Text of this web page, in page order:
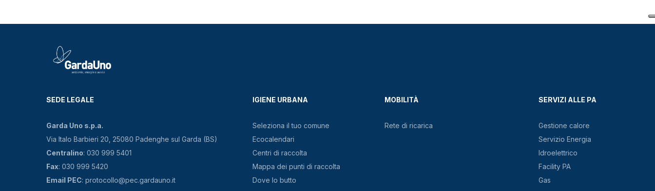
SEDE LEGALE
Garda Uno s.p.a.
Via Italo Barbieri 20, 25080 Padenghe sul Garda (BS)
Centralino: 030 999 5401
Fax: 030 999 5420
Email PEC: protocollo@pec.gardauno.it
IGIENE URBANA
Seleziona il tuo comune
Ecocalendari
Centri di raccolta
Mappa dei punti di raccolta
Dove lo butto
MOBILITÀ
Rete di ricarica
SERVIZI ALLE PA
Gestione calore
Servizio Energia
Idroelettrico
Facility PA
Gas